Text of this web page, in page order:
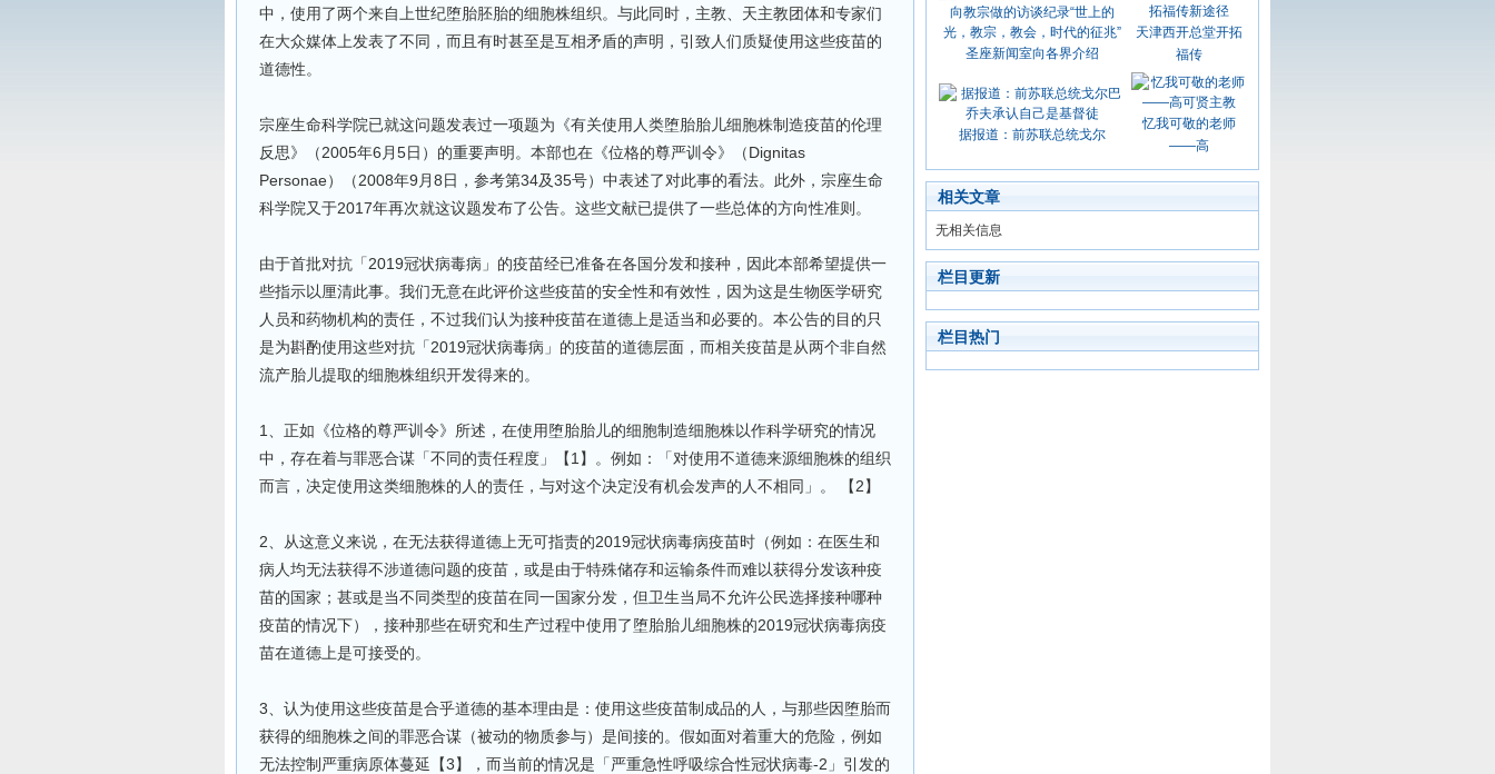
中，使用了两个来自上世纪堕胎胚胎的细胞株组织。与此同时，主教、天主教团体和专家们
在大众媒体上发表了不同，而且有时甚至是互相矛盾的声明，引致人们质疑使用这些疫苗的
道德性。
宗座生命科学院已就这问题发表过一项题为《有关使用人类堕胎胎儿细胞株制造疫苗的伦理
反思》（2005年6月5日）的重要声明。本部也在《位格的尊严训令》（Dignitas
Personae）（2008年9月8日，参考第34及35号）中表述了对此事的看法。此外，宗座生命
科学院又于2017年再次就这议题发布了公告。这些文献已提供了一些总体的方向性准则。
由于首批对抗「2019冠状病毒病」的疫苗经已准备在各国分发和接种，因此本部希望提供一
些指示以厘清此事。我们无意在此评价这些疫苗的安全性和有效性，因为这是生物医学研究
人员和药物机构的责任，不过我们认为接种疫苗在道德上是适当和必要的。本公告的目的只
是为斟酌使用这些对抗「2019冠状病毒病」的疫苗的道德层面，而相关疫苗是从两个非自然
流产胎儿提取的细胞株组织开发得来的。
1、正如《位格的尊严训令》所述，在使用堕胎胎儿的细胞制造细胞株以作科学研究的情况
中，存在着与罪恶合谋「不同的责任程度」【1】。例如：「对使用不道德来源细胞株的组织
而言，决定使用这类细胞株的人的责任，与对这个决定没有机会发声的人不相同」。 【2】
2、从这意义来说，在无法获得道德上无可指责的2019冠状病毒病疫苗时（例如：在医生和
病人均无法获得不涉道德问题的疫苗，或是由于特殊储存和运输条件而难以获得分发该种疫
苗的国家；甚或是当不同类型的疫苗在同一国家分发，但卫生当局不允许公民选择接种哪种
疫苗的情况下），接种那些在研究和生产过程中使用了堕胎胎儿细胞株的2019冠状病毒病疫
苗在道德上是可接受的。
3、认为使用这些疫苗是合乎道德的基本理由是：使用这些疫苗制成品的人，与那些因堕胎而
获得的细胞株之间的罪恶合谋（被动的物质参与）是间接的。假如面对着重大的危险，例如
无法控制严重病原体蔓延【3】，而当前的情况是「严重急性呼吸综合性冠状病毒-2」引发的
圣座新闻室向各界介绍
天津西开总堂开拓
福传
据报道：前苏联总统戈尔
忆我可敬的老师
——高
相关文章
无相关信息
栏目更新
栏目热门